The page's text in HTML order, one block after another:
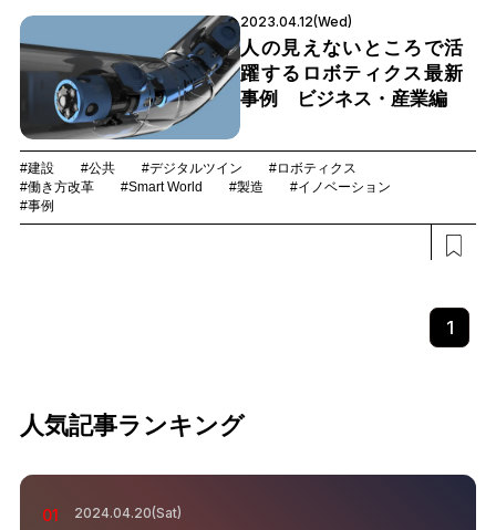
2023.04.12(Wed)
人の見えないところで活
躍するロボティクス最新
事例 ビジネス・産業編
#建設 #公共 #デジタルツイン
#ロボティクス
#働き方改革
#Smart World #製造
#イノベーション
#事例
1
人気記事ランキング
01 2024.04.20(Sat)